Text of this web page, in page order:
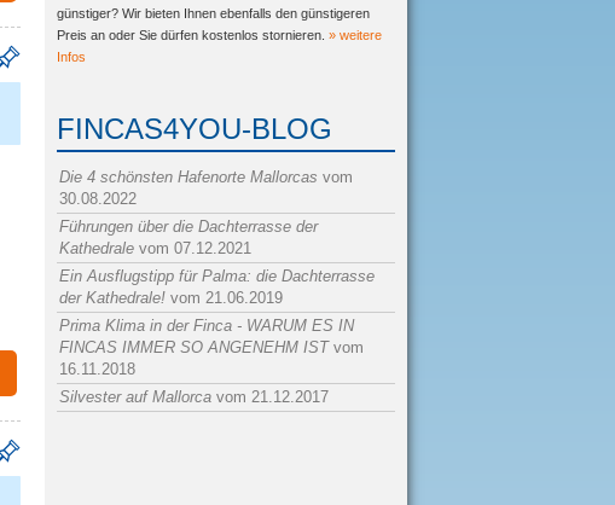
günstiger? Wir bieten Ihnen ebenfalls den günstigeren
Preis an oder Sie dürfen kostenlos stornieren. » weitere
Infos
FINCAS4YOU-BLOG
Die 4 schönsten Hafenorte Mallorcas vom
30.08.2022
Führungen über die Dachterrasse der
Kathedrale vom 07.12.2021
Ein Ausflugstipp für Palma: die Dachterrasse
der Kathedrale! vom 21.06.2019
Prima Klima in der Finca - WARUM ES IN
FINCAS IMMER SO ANGENEHM ISTvom
16.11.2018
Silvester auf Mallorca vom 21.12.2017